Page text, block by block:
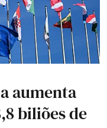
aumenta
biliões de